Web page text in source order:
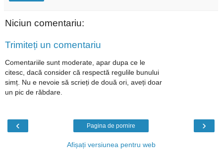
Niciun comentariu:
Trimiteți un comentariu
Comentariile sunt moderate, apar dupa ce le
citesc, dacă consider că respectă regulile bunului
simț. Nu e nevoie să scrieți de două ori, aveți doar
un pic de răbdare.
‹ ›
Pagina de pornire
Afișați versiunea pentru web